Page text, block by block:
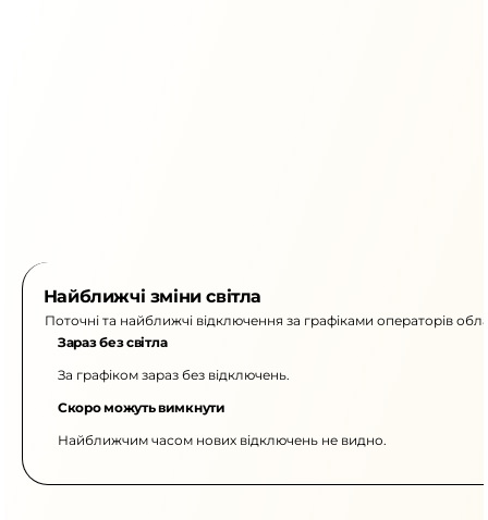
Найближчі зміни світла
Поточні та найближчі відключення за графіками операторів
Зараз без світла
За графіком зараз без відключень.
Скоро можуть вимкнути
Найближчим часом нових відключень не видно.